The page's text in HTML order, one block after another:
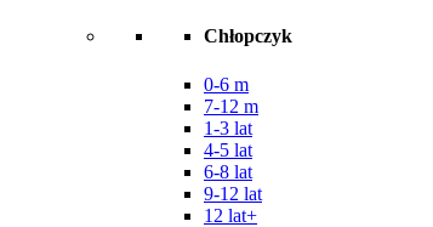
Chłopczyk
0-6 m
7-12 m
1-3 lat
4-5 lat
6-8 lat
9-12 lat
12 lat+